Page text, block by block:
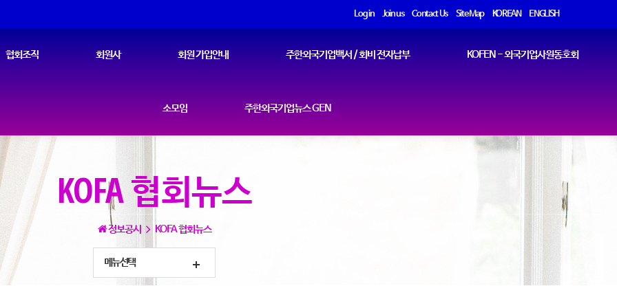
Log in Join us Contact Us Site Map KOREAN ENGLISH
협회조직 회원사 회원 가입안내 주한외국기업백서 / 회비 전자납부 KOFEN - 외국기업사원동호회
소모임 주한외국기업뉴스 GEN
KOFA 협회뉴스
정보공시 KOFA 협회뉴스
메뉴선택